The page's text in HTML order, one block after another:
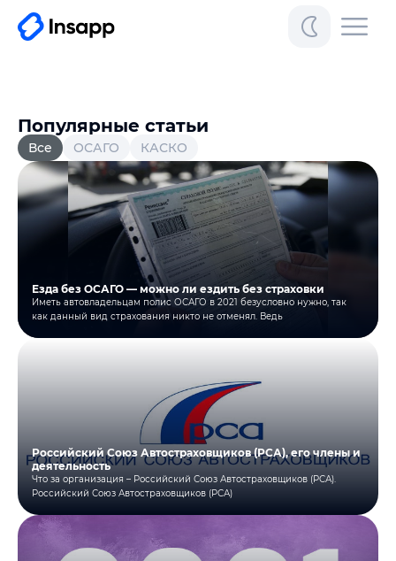
Популярные статьи
Все ОСАГО КАСКО
Езда без ОСАГО — можно ли ездить без страховки
Иметь автовладельцам полис ОСАГО в 2021 безусловно нужно, так
как данный вид страхования никто не отменял. Ведь
Российский Союз Автостраховщиков (РСА), его члены и
деятельность
Что за организация – Российский Союз Автостраховщиков (РСА).
Российский Союз Автостраховщиков (РСА)